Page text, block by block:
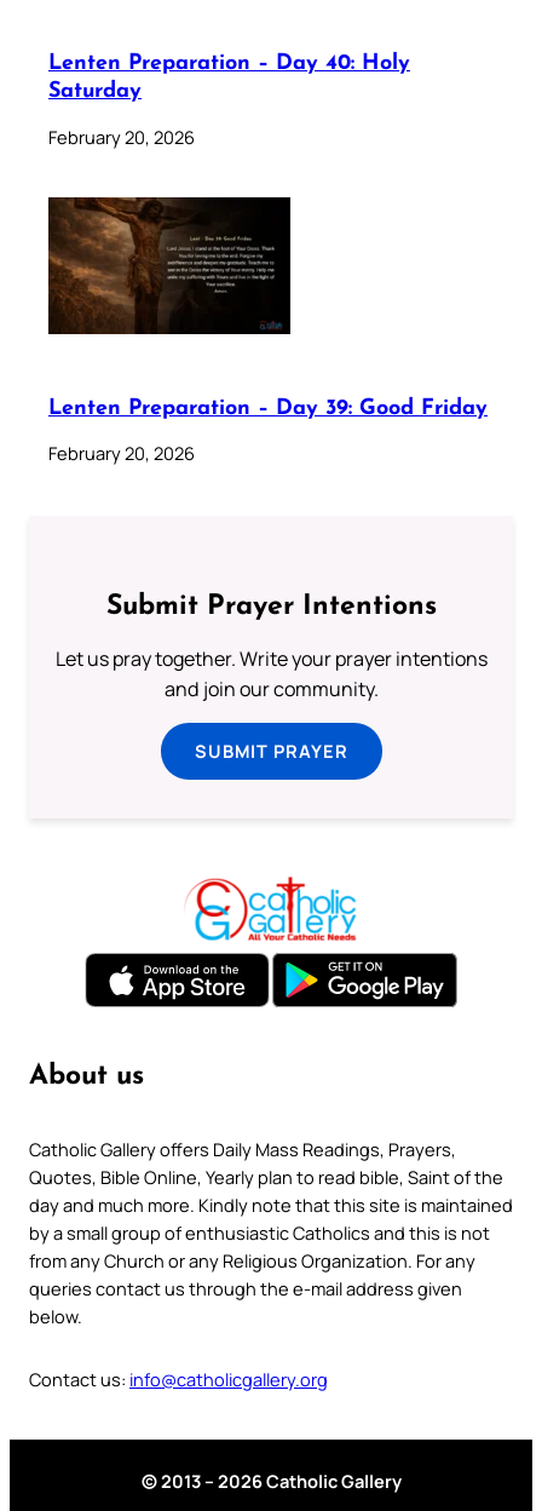
Lenten Preparation – Day 40: Holy
Saturday
February 20, 2026
Lenten Preparation – Day 39: Good Friday
February 20, 2026
Submit Prayer Intentions
Let us pray together. Write your prayer intentions
and join our community.
SUBMIT PRAYER
About us
Catholic Gallery offers Daily Mass Readings, Prayers,
Quotes, Bible Online, Yearly plan to read bible, Saint of the
day and much more. Kindly note that this site is maintained
by a small group of enthusiastic Catholics and this is not
from any Church or any Religious Organization. For any
queries contact us through the e-mail address given
below.
Contact us: info@catholicgallery.org
© 2013 – 2026 Catholic Gallery